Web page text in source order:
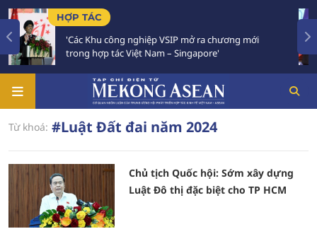
HỢP TÁC
'Các Khu công nghiệp VSIP mở ra chương mới
trong hợp tác Việt Nam – Singapore'
Từ khoá: #Luật Đất đai năm 2024
Chủ tịch Quốc hội: Sớm xây dựng
Luật Đô thị đặc biệt cho TP HCM